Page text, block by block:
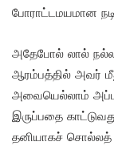
போராட்டமயமான
அதேபோல் லால்
ஆரம்பத்தில் அவர்
அவையெல்லாம்
இருப்பதை
தனியாகச்